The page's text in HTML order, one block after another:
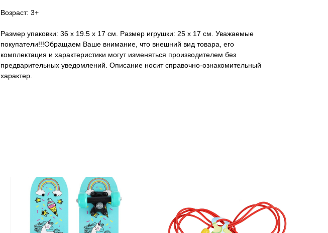
Возраст: 3+
Размер упаковки: 36 х 19.5 х 17 см. Размер игрушки: 25 х 17 см. Уважаемые
покупатели!!!Обращаем Ваше внимание, что внешний вид товара, его
комплектация и характеристики могут изменяться производителем без
предварительных уведомлений. Описание носит справочно-ознакомительный
характер.